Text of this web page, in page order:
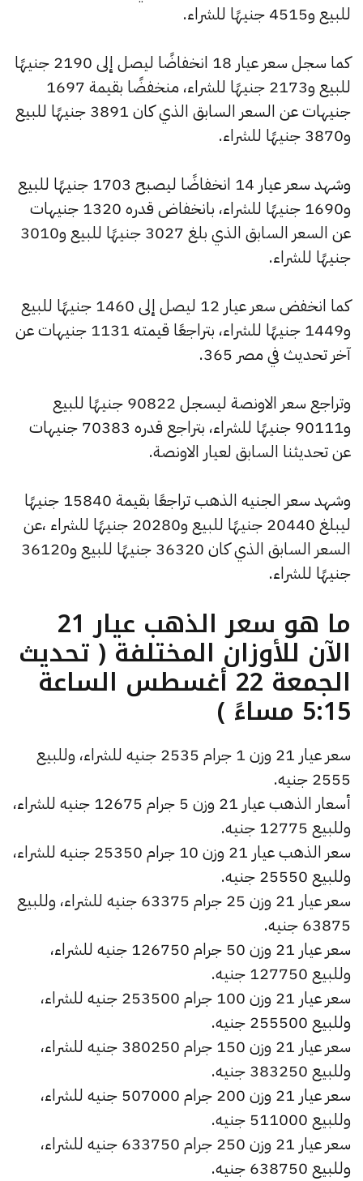
للبيع و4515 جنيهًا للشراء.
كما سجل سعر عيار 18 انخفاضًا ليصل إلى 2190 جنيهًا
للبيع و2173 جنيهًا للشراء، منخفضًا بقيمة 1697
جنيهات عن السعر السابق الذي كان 3891 جنيهًا للبيع
و3870 جنيهًا للشراء.
وشهد سعر عيار 14 انخفاضًا ليصبح 1703 جنيهًا للبيع
و1690 جنيهًا للشراء، بانخفاض قدره 1320 جنيهات
عن السعر السابق الذي بلغ 3027 جنيهًا للبيع و3010
جنيهًا للشراء.
كما انخفض سعر عيار 12 ليصل إلى 1460 جنيهًا للبيع
و1449 جنيهًا للشراء، بتراجعًا قيمته 1131 جنيهات عن
آخر تحديث في مصر 365.
وتراجع سعر الاونصة ليسجل 90822 جنيهًا للبيع
و90111 جنيهًا للشراء، بتراجع قدره 70383 جنيهات
عن تحديثنا السابق لعيار الاونصة.
وشهد سعر الجنيه الذهب تراجعًا بقيمة 15840 جنيهًا
ليبلغ 20440 جنيهًا للبيع و20280 جنيهًا للشراء ،عن
السعر السابق الذي كان 36320 جنيهًا للبيع و36120
جنيهًا للشراء.
ما هو سعر الذهب عيار 21
الآن للأوزان المختلفة ( تحديث
الجمعة 22 أغسطس الساعة
5:15 مساءً )
سعر عيار 21 وزن 1 جرام 2535 جنيه للشراء، وللبيع
2555 جنيه.
أسعار الذهب عيار 21 وزن 5 جرام 12675 جنيه للشراء،
وللبيع 12775 جنيه.
سعر الذهب عيار 21 وزن 10 جرام 25350 جنيه للشراء،
وللبيع 25550 جنيه.
سعر عيار 21 وزن 25 جرام 63375 جنيه للشراء، وللبيع
63875 جنيه.
سعر عيار 21 وزن 50 جرام 126750 جنيه للشراء،
وللبيع 127750 جنيه.
سعر عيار 21 وزن 100 جرام 253500 جنيه للشراء،
وللبيع 255500 جنيه.
سعر عيار 21 وزن 150 جرام 380250 جنيه للشراء،
وللبيع 383250 جنيه.
سعر عيار 21 وزن 200 جرام 507000 جنيه للشراء،
وللبيع 511000 جنيه.
سعر عيار 21 وزن 250 جرام 633750 جنيه للشراء،
وللبيع 638750 جنيه.